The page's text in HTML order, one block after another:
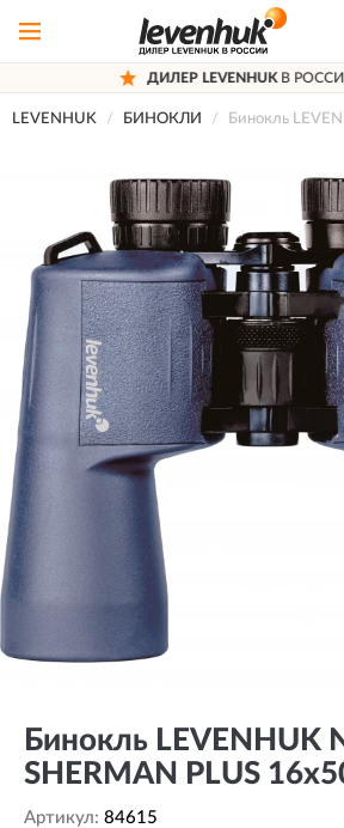
В РОССИИ
LEVENHUK БИНОКЛИ Бинокль
Бинокль LEVENHUK
SHERMAN PLUS
Артикул: 84615